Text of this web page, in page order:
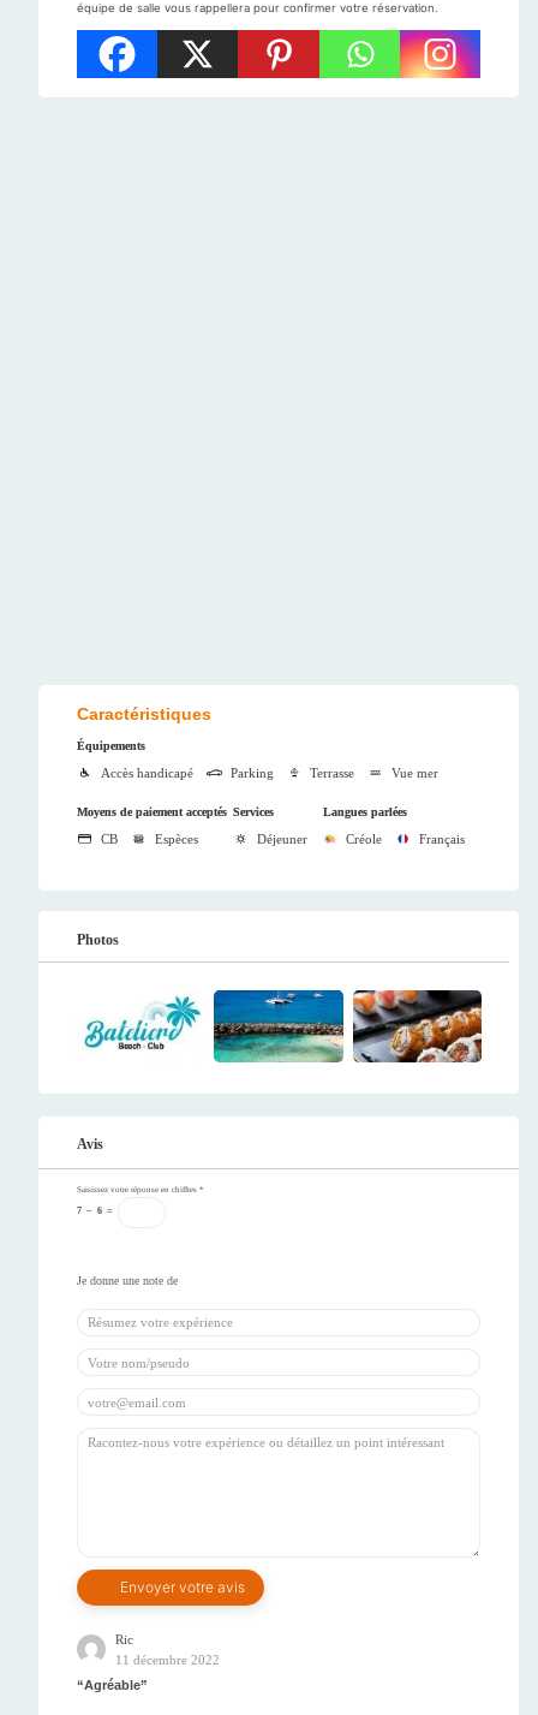
équipe de salle vous rappellera pour confirmer votre réservation.
Caractéristiques
Équipements
Accès handicapé Parking Terrasse Vue mer
Moyens de paiement acceptés
CB Espèces
Services
Déjeuner
Langues parlées
Créole Français
Photos
Avis
Saisissez votre réponse en chiffres *
7 − 6 =
Ric
11 décembre 2022
Agréable